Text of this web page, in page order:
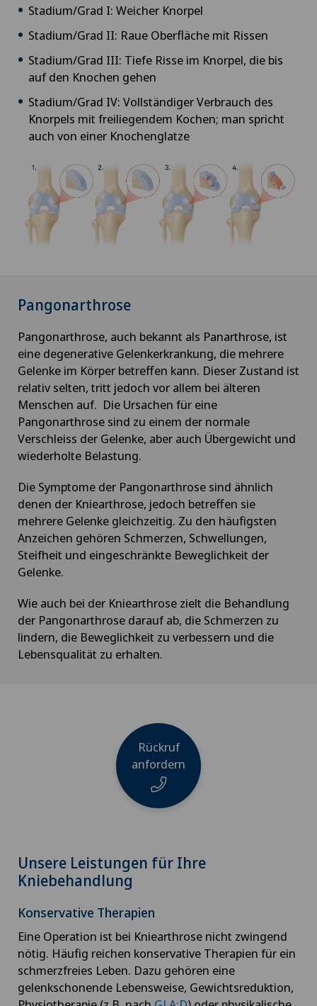
Stadium/Grad I: Weicher Knorpel
Stadium/Grad II: Raue Oberfläche mit Rissen
Stadium/Grad III: Tiefe Risse im Knorpel, die bis
auf den Knochen gehen
Stadium/Grad IV: Vollständiger Verbrauch des
Knorpels mit freiliegendem Kochen; man spricht
auch von einer Knochenglatze
Pangonarthrose
Pangonarthrose, auch bekannt als Panarthrose, ist
eine degenerative Gelenkerkrankung, die mehrere
Gelenke im Körper betreffen kann. Dieser Zustand ist
relativ selten, tritt jedoch vor allem bei älteren
Menschen auf. Die Ursachen für eine
Pangonarthrose sind zu einem der normale
Verschleiss der Gelenke, aber auch Übergewicht und
wiederholte Belastung.
Die Symptome der Pangonarthrose sind ähnlich
denen der Kniearthrose, jedoch betreffen sie
mehrere Gelenke gleichzeitig. Zu den häufigsten
Anzeichen gehören Schmerzen, Schwellungen,
Steifheit und eingeschränkte Beweglichkeit der
Gelenke.
Wie auch bei der Kniearthrose zielt die Behandlung
der Pangonarthrose darauf ab, die Schmerzen zu
lindern, die Beweglichkeit zu verbessern und die
Lebensqualität zu erhalten.
Rückruf
anfordern
Telefon
E-Mail
Unsere Leistungen für Ihre
Kniebehandlung
Konservative Therapien
Eine Operation ist bei Kniearthrose nicht zwingend
nötig. Häufig reichen konservative Therapien für ein
schmerzfreies Leben. Dazu gehören eine
gelenkschonende Lebensweise, Gewichtsreduktion,